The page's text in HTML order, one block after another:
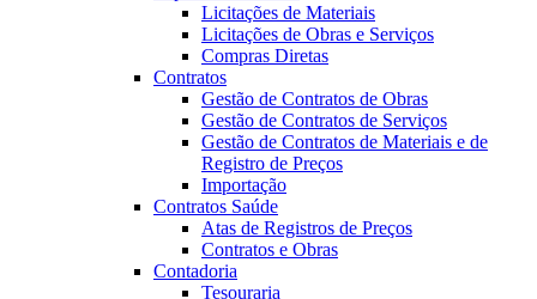
Licitações de Materiais
Licitações de Obras e Serviços
Compras Diretas
Contratos
Gestão de Contratos de Obras
Gestão de Contratos de Serviços
Gestão de Contratos de Materiais e de
Registro de Preços
Importação
Contratos Saúde
Atas de Registros de Preços
Contratos e Obras
Contadoria
Tesouraria